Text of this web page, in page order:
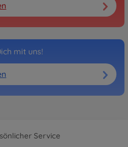
mit uns!
Hersteller Shop
Service
ab 25€
Lieferung